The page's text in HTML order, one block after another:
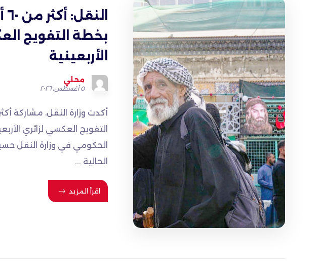
بخطة التفويج
الأربعينية
محلي
٥ أغسطس، ٢٠٢٦
التفويج العكسي لزائري
الحكومي في وزارة النقل
الحالية ...
اقرأ المزيد